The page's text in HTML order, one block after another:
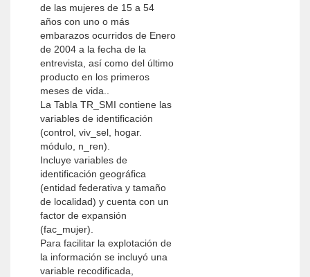
de las mujeres de 15 a 54
años con uno o más
embarazos ocurridos de Enero
de 2004 a la fecha de la
entrevista, así como del último
producto en los primeros
meses de vida..
La Tabla TR_SMI contiene las
variables de identificación
(control, viv_sel, hogar.
módulo, n_ren).
Incluye variables de
identificación geográfica
(entidad federativa y tamaño
de localidad) y cuenta con un
factor de expansión
(fac_mujer).
Para facilitar la explotación de
la información se incluyó una
variable recodificada,